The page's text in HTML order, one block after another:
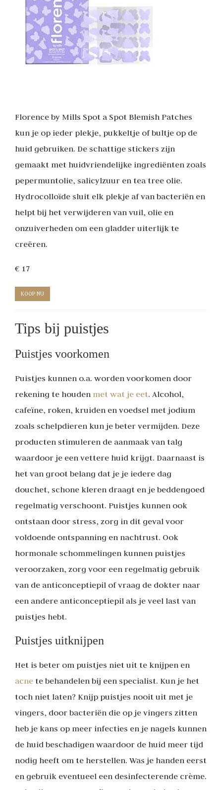
Florence by Mills Spot a Spot Blemish Patches
kun je op ieder plekje, pukkeltje of bultje op de
huid gebruiken. De schattige stickers zijn
gemaakt met huidvriendelijke ingrediënten zoals
pepermuntolie, salicylzuur en tea tree olie.
Hydrocolloïde sluit elk plekje af van bacteriën en
helpt bij het verwijderen van vuil, olie en
onzuiverheden om een gladder uiterlijk te
creëren.
€ 17
KOOP NU
Tips bij puistjes
Puistjes voorkomen
Puistjes kunnen o.a. worden voorkomen door
rekening te houden met wat je eet. Alcohol,
cafeïne, roken, kruiden en voedsel met jodium
zoals schelpdieren kun je beter vermijden. Deze
producten stimuleren de aanmaak van talg
waardoor je een vettere huid krijgt. Daarnaast is
het van groot belang dat je je iedere dag
douchet, schone kleren draagt en je beddengoed
regelmatig verschoont. Puistjes kunnen ook
ontstaan door stress, zorg in dit geval voor
voldoende ontspanning en nachtrust. Ook
hormonale schommelingen kunnen puistjes
veroorzaken, zorg voor een regelmatig gebruik
van de anticonceptiepil of vraag de dokter naar
een andere anticonceptiepil als je veel last van
puistjes hebt.
Puistjes uitknijpen
Het is beter om puistjes niet uit te knijpen en
acne te behandelen bij een specialist. Kun je het
toch niet laten? Knijp puistjes nooit uit met je
vingers, door bacteriën die op je vingers zitten
heb je kans op meer infecties en je nagels kunnen
de huid beschadigen waardoor de huid meer tijd
nodig heeft om te herstellen. Was je handen eerst
en gebruik eventueel een desinfecterende crème.